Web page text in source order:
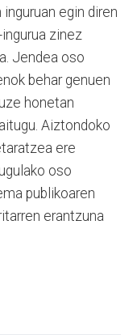
egin diren
zinez
Jendea oso
behar genuen
honetan
Aiztondoko
ere
oso
publikoaren
erantzuna